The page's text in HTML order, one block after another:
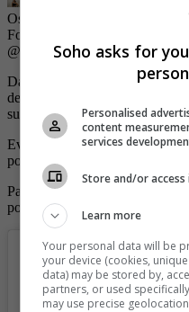
Ospina demuestra su
Foto: Instagram
@daniela_ospina5.
Daniela aprovecha esta
de su diario vivir, así como
su figura y pone a suspirar a
Evidencia de esto, una
posó muy sensual frente a la
Para la foto, la modelo lució
por su transparencia, mostró
Soho asks for
Personalised
content
services
Store and/or
Learn more
Your personal data will be
your device (cookies,
data) may be stored by,
partners, or used
may use precise